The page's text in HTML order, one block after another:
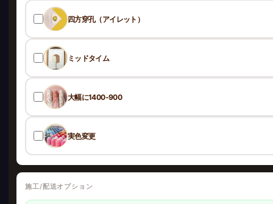
四方穿孔（アイレット）
ミッドタイム
大幅に1400-900
実色変更
施工/配送オプション